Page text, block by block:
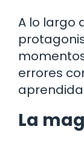
A lo largo
errores
La